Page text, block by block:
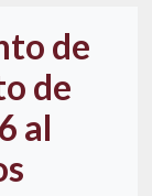
de
de
al